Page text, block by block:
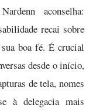
aconselha:
recai sobre
boa fé. É crucial
desde o início,
de tela, nomes
à delegacia mais